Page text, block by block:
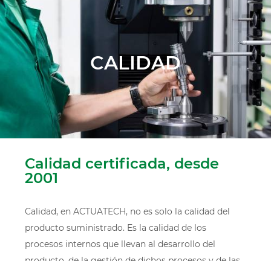
Calidad certificada, desde
2001
Calidad, en ACTUATECH, no es solo la calidad del
producto suministrado. Es la calidad de los
procesos internos que llevan al desarrollo del
CALIDAD